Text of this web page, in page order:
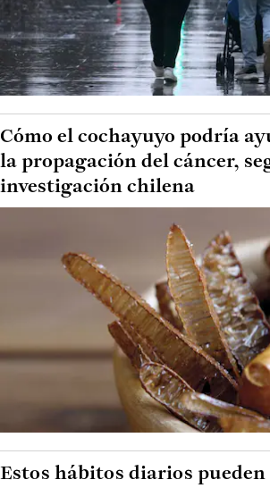
Cómo el cochayuyo podría
la propagación del cáncer,
investigación chilena
Estos hábitos diarios pueden